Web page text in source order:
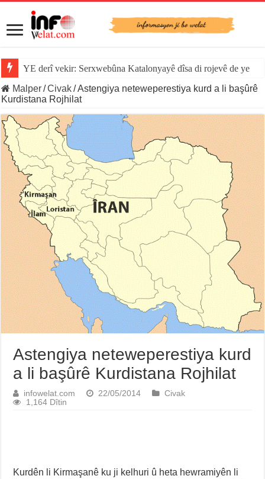
YE derî vekir: Serxwebûna Katalonyayê dîsa di rojevê de ye
Malper/Civak/Astengiya neteweperestiya kurd a li başûrê
Kurdistana Rojhilat
Astengiya neteweperestiya kurd
a li başûrê Kurdistana Rojhilat
infowelat.com 22/05/2014
Civak
1,164 Dîtin
Kurdên li Kirmaşanê ku ji kelhuri û heta hewramiyên li